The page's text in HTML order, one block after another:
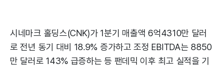
시네마크 홀딩스(CNK)가 1분기 매출액 6억4310만 달러
로 전년 동기 대비 18.9% 증가하고 조정 EBITDA는 8850
만 달러로 143% 급증하는 등 팬데믹 이후 최고 실적을 기